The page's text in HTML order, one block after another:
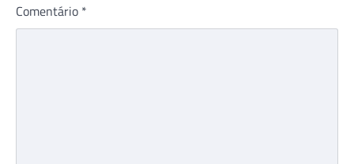
Comentário *